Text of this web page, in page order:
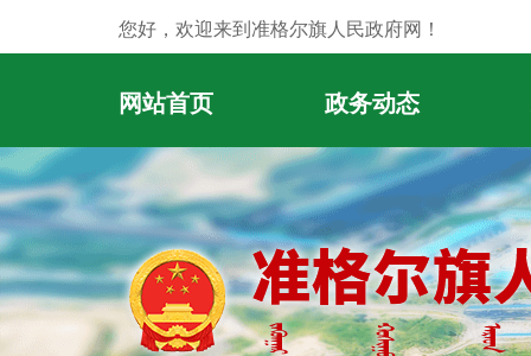
您好，欢迎来到准格尔旗人民政府网！
网站首页 政务动态